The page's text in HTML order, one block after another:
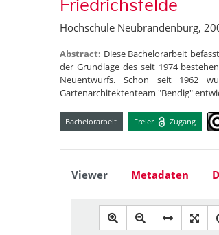
Hochschule Neubrandenburg,
Abstract: Diese Bachelorarbeit
der Grundlage des seit 1974
Neuentwurfs. Schon seit 1962
Gartenarchitektenteam "Bendig"
Bachelorarbeit Freier Zugang
Viewer Metadaten